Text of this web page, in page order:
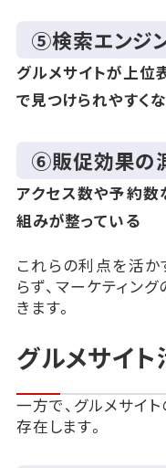
⑤検索エンジン
グルメサイトが上位
で見つけられやすく
⑥販促効果の
アクセス数や予約数
組みが整っている
これらの利点を活
らず、マーケティン
きます。
グルメサイ
一方で、グルメサイ
存在します。